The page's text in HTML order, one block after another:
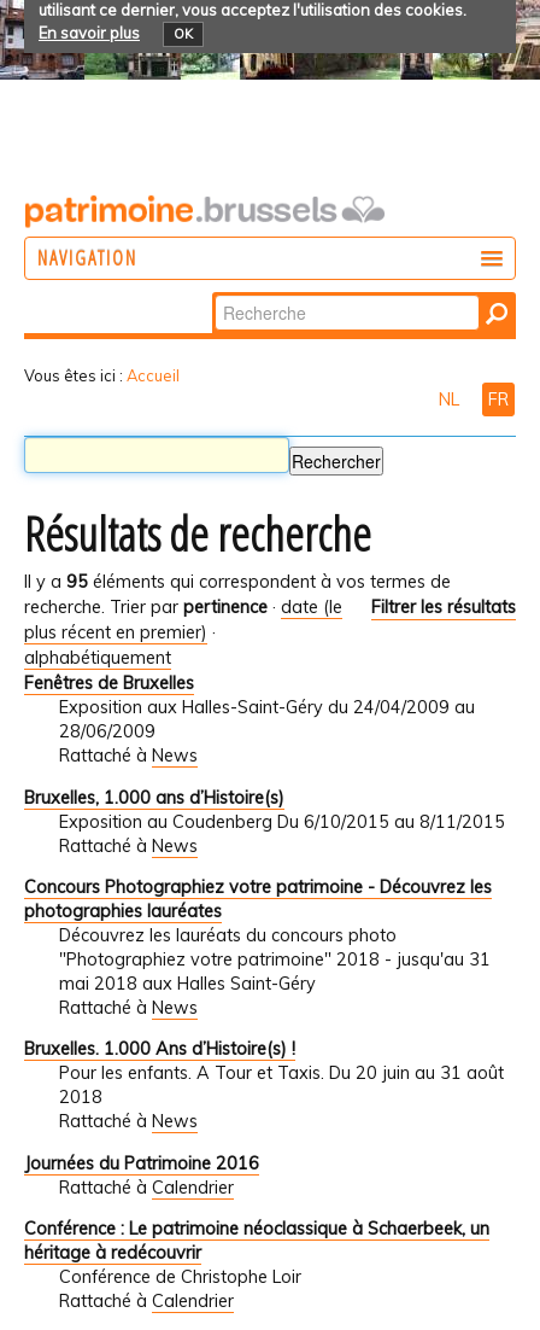
utilisant ce dernier, vous acceptez l'utilisation des cookies.
En savoir plus
OK
NAVIGATION
Chercher par
Recherche
Vous êtes ici : Accueil
NL FR
Résultats de recherche
Il y a 95 éléments qui correspondent à vos termes de
recherche.
Filtrer les résultats
Trier par pertinence · date (le
plus récent en premier) ·
alphabétiquement
Fenêtres de Bruxelles
Exposition aux Halles-Saint-Géry du 24/04/2009 au
28/06/2009
Rattaché à News
Bruxelles, 1.000 ans d’Histoire(s)
Exposition au Coudenberg Du 6/10/2015 au 8/11/2015
Rattaché à News
Concours Photographiez votre patrimoine - Découvrez les
photographies lauréates
Découvrez les lauréats du concours photo
"Photographiez votre patrimoine" 2018 - jusqu'au 31
mai 2018 aux Halles Saint-Géry
Rattaché à News
Bruxelles. 1.000 Ans d’Histoire(s) !
Pour les enfants. A Tour et Taxis. Du 20 juin au 31 août
2018
Rattaché à News
Journées du Patrimoine 2016
Rattaché à Calendrier
Conférence : Le patrimoine néoclassique à Schaerbeek, un
héritage à redécouvrir
Conférence de Christophe Loir
Rattaché à Calendrier